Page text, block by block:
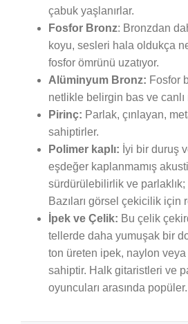
çabuk yaşlanırlar.
Fosfor Bronz: Bronzdan
koyu, sesleri hala oldukça
fosfor ömrünü uzatıyor.
Alüminyum Bronz: Fosfor
netlikle belirgin bas ve canlı
Pirinç: Parlak, çınlayan,
sahiptirler.
Polimer kaplı: İyi bir duruş
eşdeğer kaplanmamış
sürdürülebilirlik ve parlaklık;
Bazıları görsel çekicilik için
İpek ve Çelik: Bu çelik
tellerde daha yumuşak bir
ton üreten ipek, naylon veya
sahiptir. Halk gitaristleri ve
oyuncuları arasında popüler.